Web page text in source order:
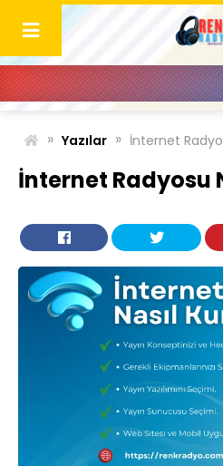
content
» Yazılar » İnternet
İnternet Radyosu